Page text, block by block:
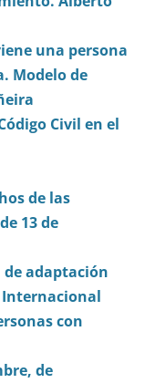
una persona
Modelo de
Civil en el
de las
13 de
de adaptación
con
de